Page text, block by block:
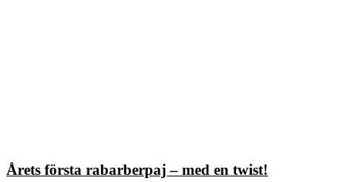
Årets första rabarberpaj – med en twist!